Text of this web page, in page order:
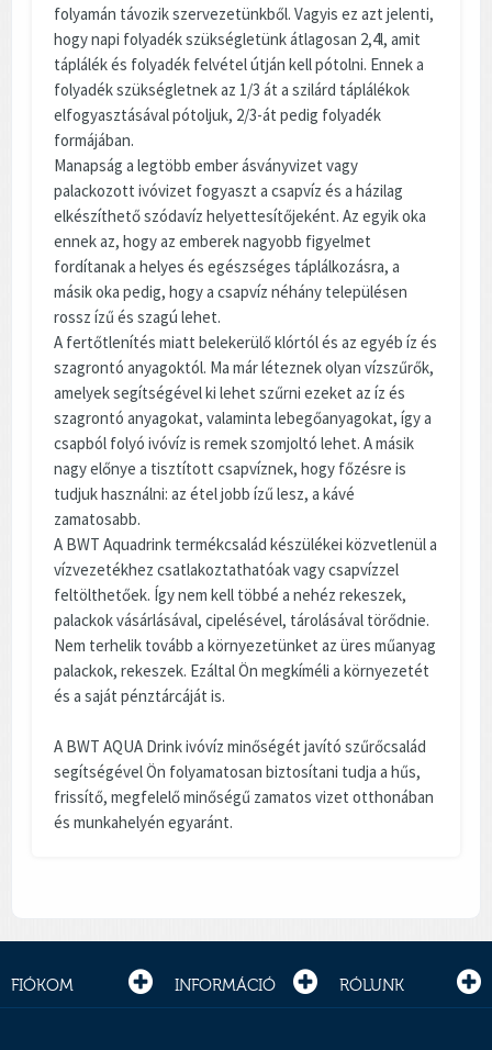
folyamán távozik szervezetünkből. Vagyis ez azt jelenti,
hogy napi folyadék szükségletünk átlagosan 2,4l, amit
táplálék és folyadék felvétel útján kell pótolni. Ennek a
folyadék szükségletnek az 1/3 át a szilárd táplálékok
elfogyasztásával pótoljuk, 2/3-át pedig folyadék
formájában.
Manapság a legtöbb ember ásványvizet vagy
palackozott ivóvizet fogyaszt a csapvíz és a házilag
elkészíthető szódavíz helyettesítőjeként. Az egyik oka
ennek az, hogy az emberek nagyobb figyelmet
fordítanak a helyes és egészséges táplálkozásra, a
másik oka pedig, hogy a csapvíz néhány településen
rossz ízű és szagú lehet.
A fertőtlenítés miatt belekerülő klórtól és az egyéb íz és
szagrontó anyagoktól. Ma már léteznek olyan vízszűrők,
amelyek segítségével ki lehet szűrni ezeket az íz és
szagrontó anyagokat, valaminta lebegőanyagokat, így a
csapból folyó ivóvíz is remek szomjoltó lehet. A másik
nagy előnye a tisztított csapvíznek, hogy főzésre is
tudjuk használni: az étel jobb ízű lesz, a kávé
zamatosabb.
A BWT Aquadrink termékcsalád készülékei közvetlenül a
vízvezetékhez csatlakoztathatóak vagy csapvízzel
feltölthetőek. Így nem kell többé a nehéz rekeszek,
palackok vásárlásával, cipelésével, tárolásával törődnie.
Nem terhelik tovább a környezetünket az üres műanyag
palackok, rekeszek. Ezáltal Ön megkíméli a környezetét
és a saját pénztárcáját is.
A BWT AQUA Drink ivóvíz minőségét javító szűrőcsalád
segítségével Ön folyamatosan biztosítani tudja a hűs,
frissítő, megfelelő minőségű zamatos vizet otthonában
és munkahelyén egyaránt.
FIÓKOM INFORMÁCIÓ RÓLUNK